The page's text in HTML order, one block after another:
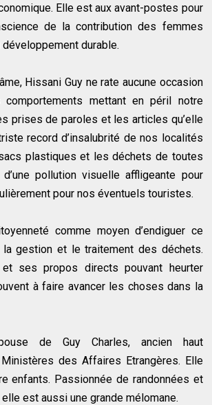
Elle est aux avant-postes pour
de la contribution des femmes
durable.
Hissani Guy ne rate aucune occasion
mettant en péril notre
prises de paroles et les articles qu’elle
record d’insalubrité de nos localités
plastiques et les déchets de toutes
pollution visuelle affligeante pour
pour nos éventuels touristes.
comme moyen d’endiguer ce
gestion et le traitement des déchets.
ses propos directs pouvant heurter
à faire avancer les choses dans la
de Guy Charles, ancien haut
des Affaires Etrangères. Elle
enfants. Passionnée de randonnées et
est aussi une grande mélomane.